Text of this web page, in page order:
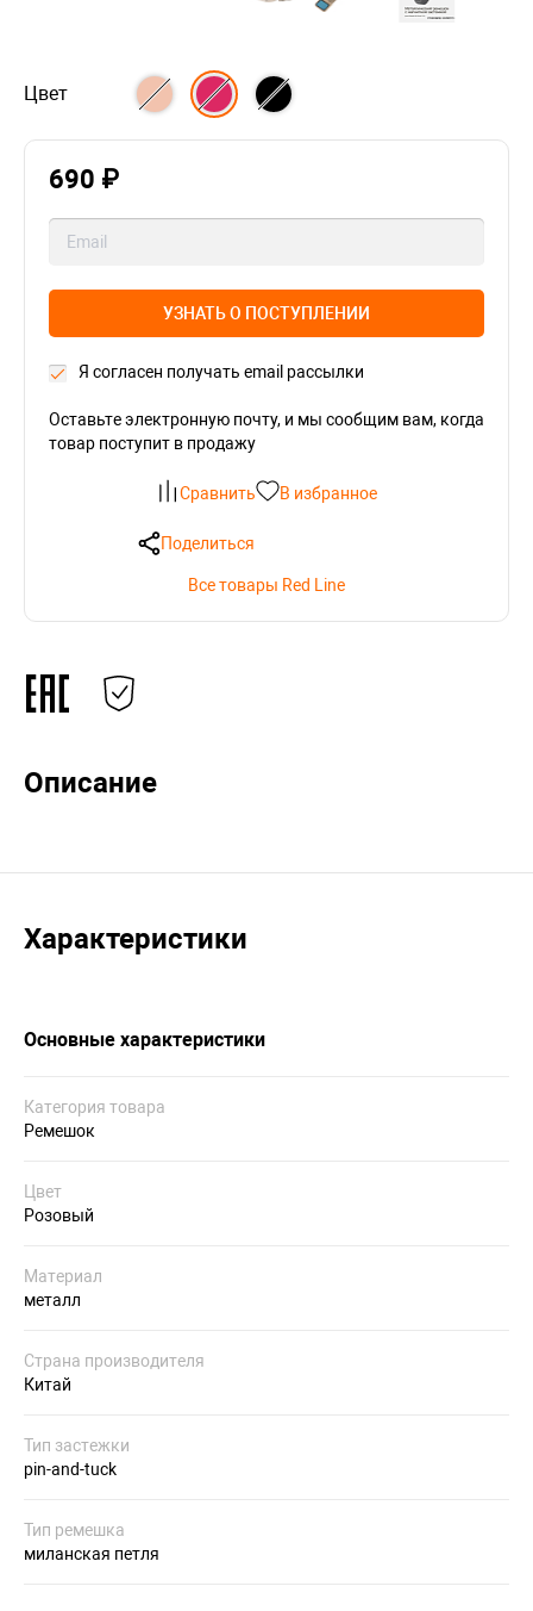
Цвет
690 ₽
УЗНАТЬ О ПОСТУПЛЕНИИ
Я согласен получать email рассылки
Оставьте электронную почту, и мы сообщим вам, когда
товар поступит в продажу
Сравнить В избранное
Поделиться
Все товары Red Line
Описание
Характеристики
Основные характеристики
Категория товара
Ремешок
Цвет
Розовый
Материал
металл
Страна производителя
Китай
Тип застежки
pin-and-tuck
Тип ремешка
миланская петля